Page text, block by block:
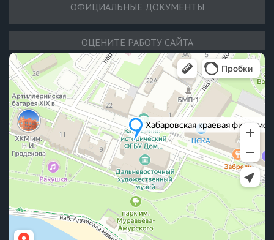
ОФИЦИАЛЬНЫЕ ДОКУМЕНТЫ
ОЦЕНИТЕ РАБОТУ САЙТА